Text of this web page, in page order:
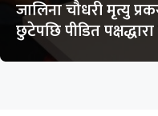
जालिना चौधरी मृत्यु
छुटेपछि पीडित